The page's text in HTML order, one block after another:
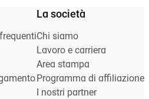
La società
Chi siamo
Lavoro e carriera
Area stampa
Programma di affiliazione
I nostri partner